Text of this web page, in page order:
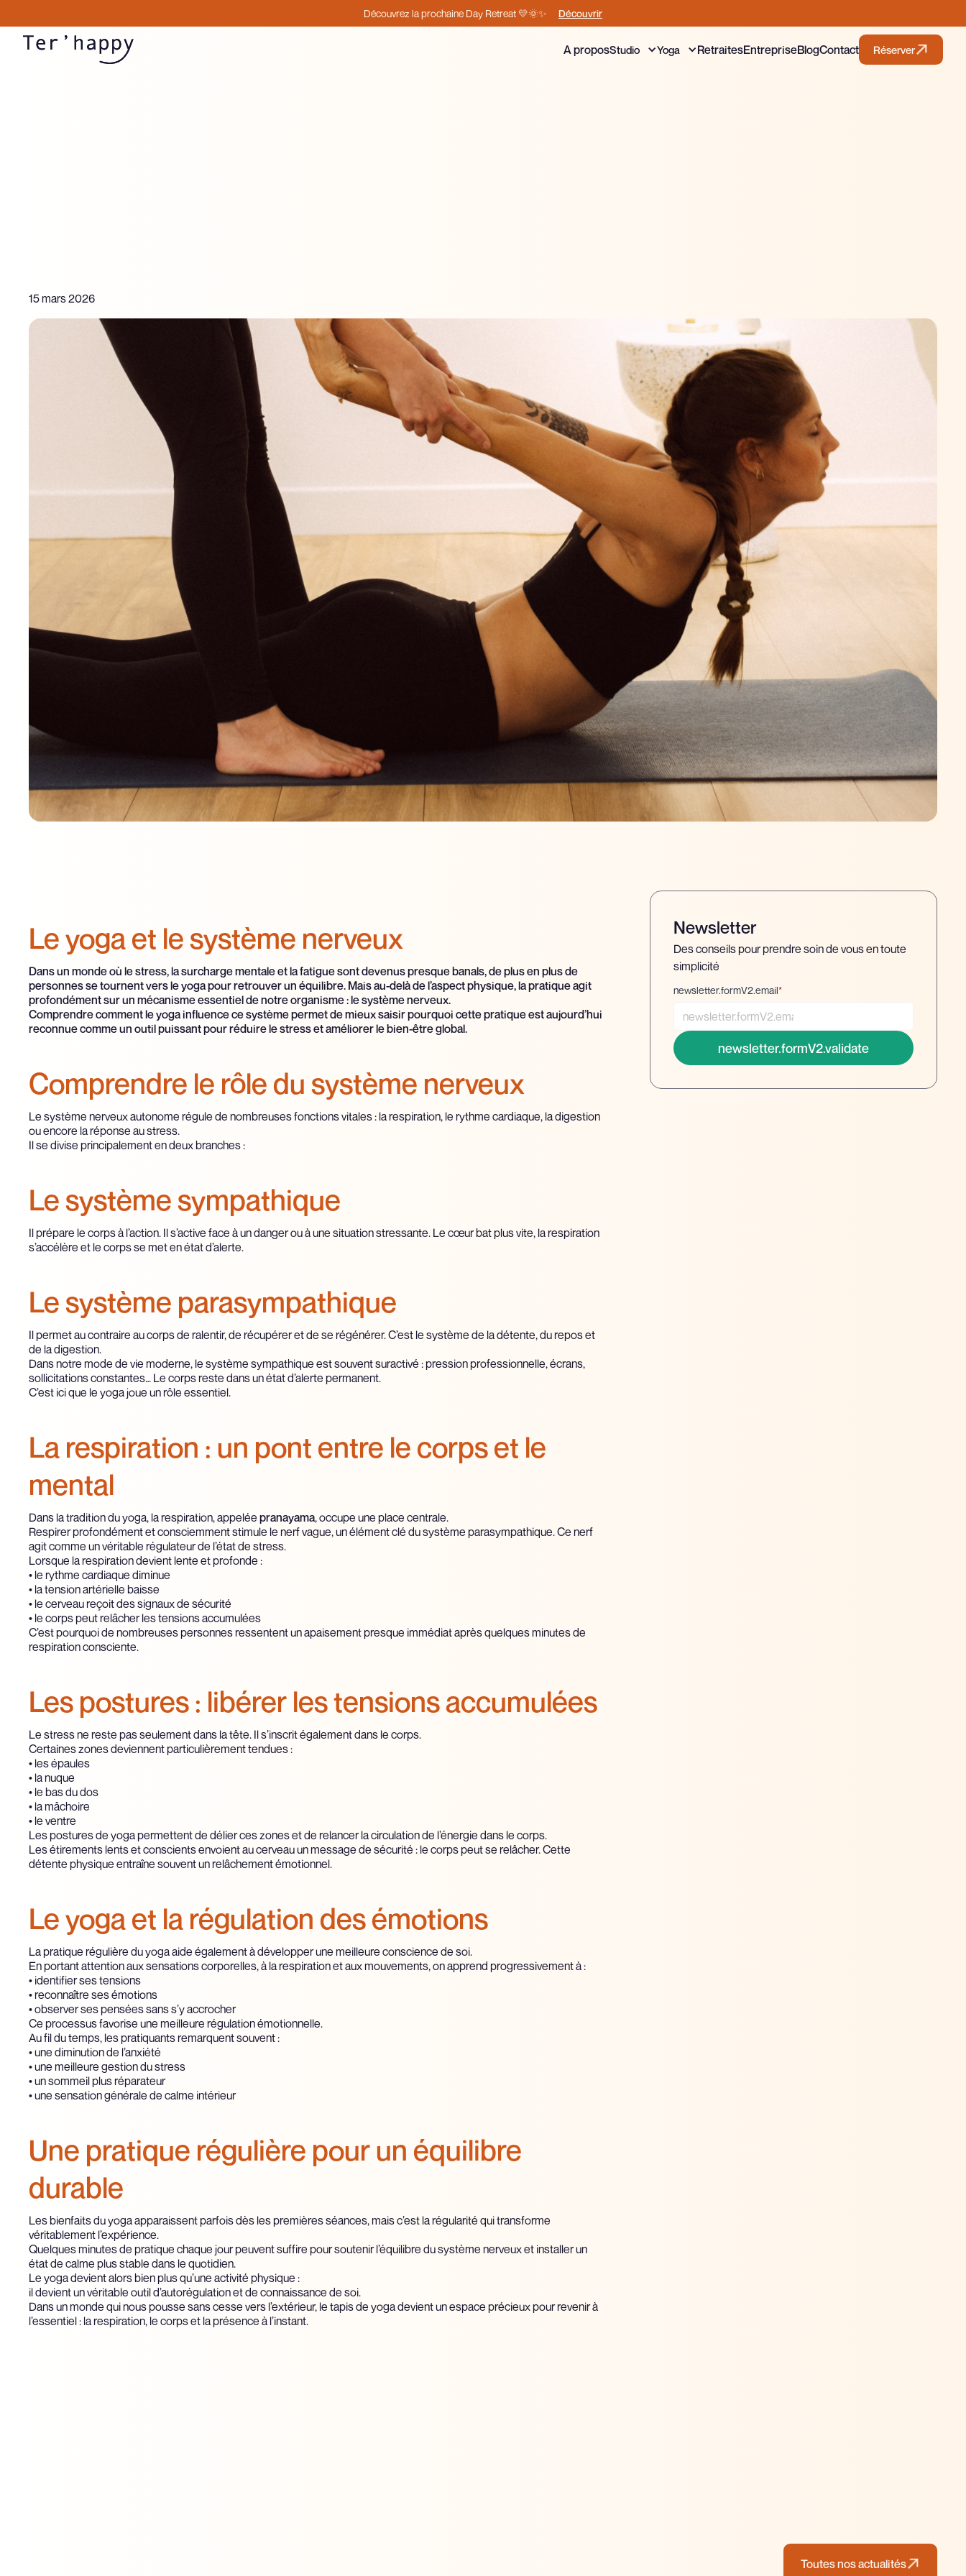
Découvrez la prochaine Day Retreat 💛🌞✨ Découvrir
A proposStudio Yoga RetraitesEntrepriseBlogContact
Réserver
Réservez
15 mars 2026
Le yoga et le système nerveux
Dans un monde où le stress, la surcharge mentale et la fatigue sont devenus presque banals, de plus en plus de
personnes se tournent vers le yoga pour retrouver un équilibre. Mais au-delà de l’aspect physique, la pratique agit
profondément sur un mécanisme essentiel de notre organisme : le système nerveux.
Comprendre comment le yoga influence ce système permet de mieux saisir pourquoi cette pratique est aujourd’hui
reconnue comme un outil puissant pour réduire le stress et améliorer le bien-être global.
Comprendre le rôle du système nerveux
Le système nerveux autonome régule de nombreuses fonctions vitales : la respiration, le rythme cardiaque, la digestion
ou encore la réponse au stress.
Il se divise principalement en deux branches :
Le système sympathique
Il prépare le corps à l’action. Il s’active face à un danger ou à une situation stressante. Le cœur bat plus vite, la respiration
s’accélère et le corps se met en état d’alerte.
Le système parasympathique
Il permet au contraire au corps de ralentir, de récupérer et de se régénérer. C’est le système de la détente, du repos et
de la digestion.
Dans notre mode de vie moderne, le système sympathique est souvent suractivé : pression professionnelle, écrans,
sollicitations constantes… Le corps reste dans un état d’alerte permanent.
C’est ici que le yoga joue un rôle essentiel.
La respiration : un pont entre le corps et le
mental
Dans la tradition du yoga, la respiration, appelée pranayama, occupe une place centrale.
Respirer profondément et consciemment stimule le nerf vague, un élément clé du système parasympathique. Ce nerf
agit comme un véritable régulateur de l’état de stress.
Lorsque la respiration devient lente et profonde :
• le rythme cardiaque diminue
• la tension artérielle baisse
• le cerveau reçoit des signaux de sécurité
• le corps peut relâcher les tensions accumulées
C’est pourquoi de nombreuses personnes ressentent un apaisement presque immédiat après quelques minutes de
respiration consciente.
Les postures : libérer les tensions accumulées
Le stress ne reste pas seulement dans la tête. Il s’inscrit également dans le corps.
Certaines zones deviennent particulièrement tendues :
• les épaules
• la nuque
• le bas du dos
• la mâchoire
• le ventre
Les postures de yoga permettent de délier ces zones et de relancer la circulation de l’énergie dans le corps.
Les étirements lents et conscients envoient au cerveau un message de sécurité : le corps peut se relâcher. Cette
détente physique entraîne souvent un relâchement émotionnel.
Le yoga et la régulation des émotions
La pratique régulière du yoga aide également à développer une meilleure conscience de soi.
En portant attention aux sensations corporelles, à la respiration et aux mouvements, on apprend progressivement à :
• identifier ses tensions
• reconnaître ses émotions
• observer ses pensées sans s’y accrocher
Ce processus favorise une meilleure régulation émotionnelle.
Au fil du temps, les pratiquants remarquent souvent :
• une diminution de l’anxiété
• une meilleure gestion du stress
• un sommeil plus réparateur
• une sensation générale de calme intérieur
Une pratique régulière pour un équilibre
durable
Les bienfaits du yoga apparaissent parfois dès les premières séances, mais c’est la régularité qui transforme
véritablement l’expérience.
Quelques minutes de pratique chaque jour peuvent suffire pour soutenir l’équilibre du système nerveux et installer un
état de calme plus stable dans le quotidien.
Le yoga devient alors bien plus qu’une activité physique :
il devient un véritable outil d’autorégulation et de connaissance de soi.
Dans un monde qui nous pousse sans cesse vers l’extérieur, le tapis de yoga devient un espace précieux pour revenir à
l’essentiel : la respiration, le corps et la présence à l’instant.
Newsletter
Des conseils pour prendre soin de vous en toute
simplicité
newsletter.formV2.email*
newsletter.formV2.validate
Toutes nos actualités